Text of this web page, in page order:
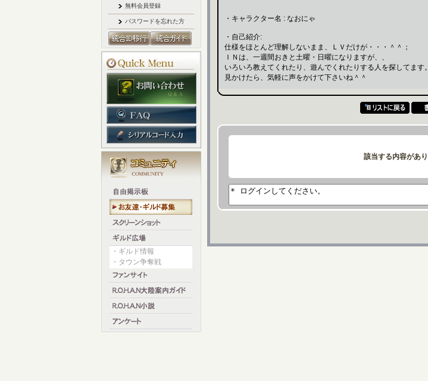
無料会員登録
パスワードを忘れた方
・ギルド情報
・タウン争奪戦
・キャラクター名 : なおにゃ
・自己紹介:
仕様をほとんど理解しないまま、ＬＶだけが・・・＾＾；
ＩＮは、一週間おきと土曜・日曜になりますが、、
いろいろ教えてくれたり、遊んでくれたりする人を探してます。
見かけたら、気軽に声をかけて下さいね＾＾